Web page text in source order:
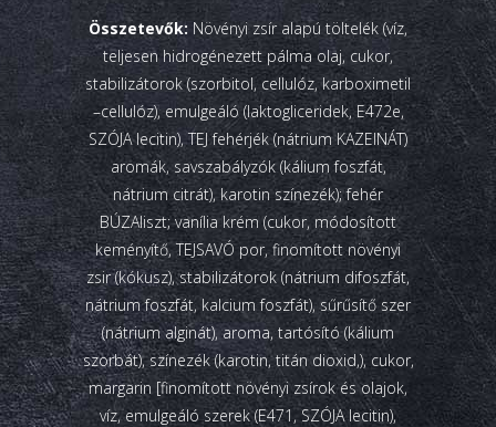
Összetevők: Növényi zsír alapú töltelék (víz,
teljesen hidrogénezett pálma olaj, cukor,
stabilizátorok (szorbitol, cellulóz, karboximetil
–cellulóz), emulgeáló (laktogliceridek, E472e,
SZÓJA lecitin), TEJ fehérjék (nátrium KAZEINÁT)
aromák, savszabályzók (kálium foszfát,
nátrium citrát), karotin színezék); fehér
BÚZAliszt; vanília krém (cukor, módosított
keményítő, TEJSAVÓ por, finomított növényi
zsir (kókusz), stabilizátorok (nátrium difoszfát,
nátrium foszfát, kalcium foszfát), sűrűsítő szer
(nátrium alginát), aroma, tartósító (kálium
szorbát), színezék (karotin, titán dioxid,), cukor,
margarin [finomított növényi zsírok és olajok,
víz, emulgeáló szerek (E471, SZÓJA lecitin),